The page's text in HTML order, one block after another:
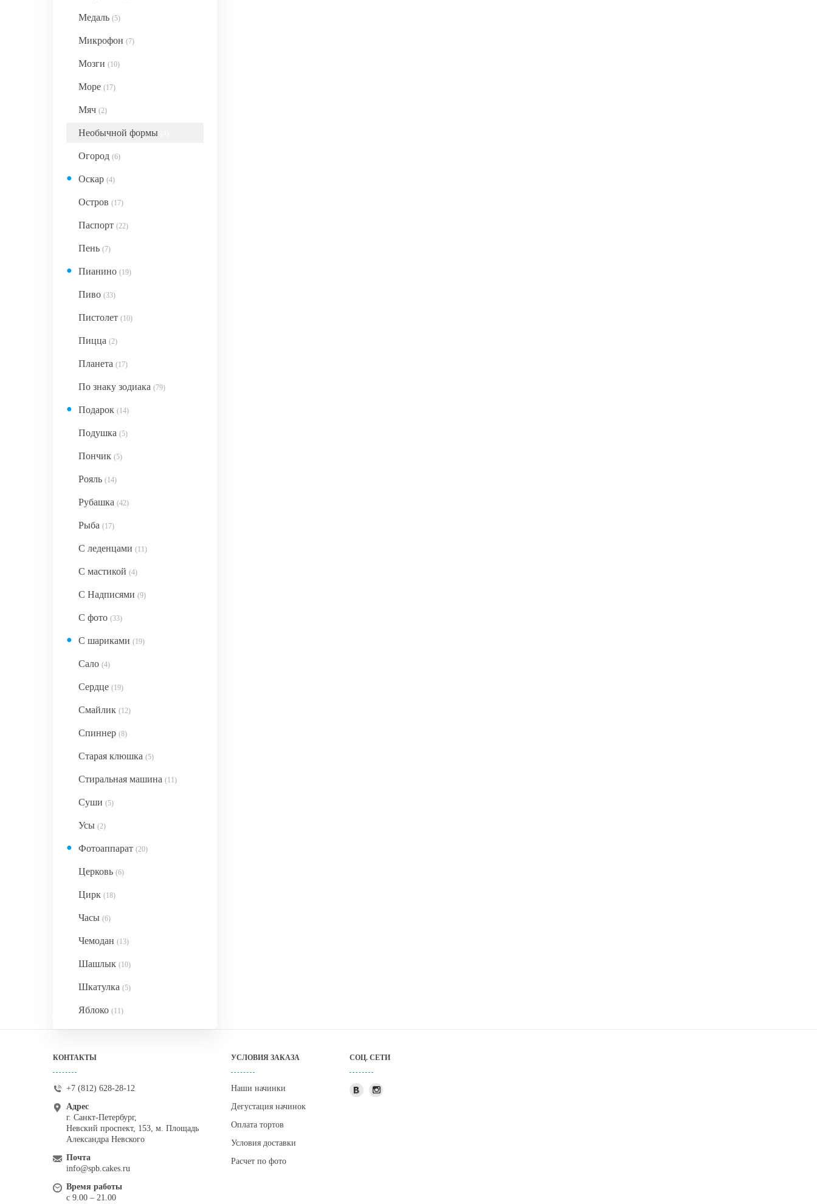
Медаль (5)
Микрофон (7)
Мозги (10)
Море (17)
Мяч (2)
Необычной формы
Огород (6)
● Оскар (4)
Остров (17)
Паспорт (22)
Пень (7)
● Пианино (19)
Пиво (33)
Пистолет (10)
Пицца (2)
Планета (17)
По знаку зодиака (79)
● Подарок (14)
Подушка (5)
Пончик (5)
Рояль (14)
Рубашка (42)
Рыба (17)
С леденцами (11)
С мастикой (4)
С Надписями (9)
С фото (33)
● С шариками (19)
Сало (4)
Сердце (19)
Смайлик (12)
Спиннер (8)
Старая клюшка (5)
Стиральная машина (11)
Суши (5)
Усы (2)
● Фотоаппарат (20)
Церковь (6)
Цирк (18)
Часы (6)
Чемодан (13)
Шашлык (10)
Шкатулка (5)
Яблоко (11)
КОНТАКТЫ
+7 (812) 628-28-12
Адрес
г. Санкт-Петербург,
Невский проспект, 153, м. Площадь
Александра Невского
Почта
info@spb.cakes.ru
Время работы
с 9.00 – 21.00
УСЛОВИЯ ЗАКАЗА
Наши начинки
Дегустация начинок
Оплата тортов
Условия доставки
Расчет по фото
СОЦ. СЕТИ